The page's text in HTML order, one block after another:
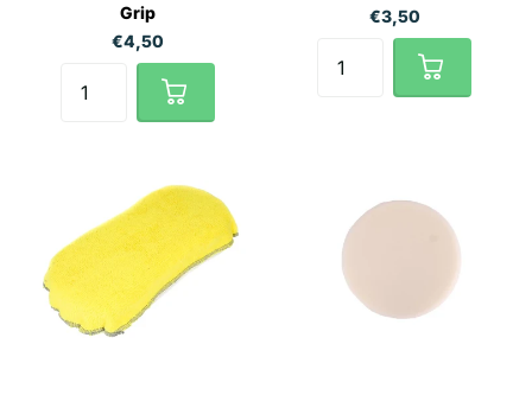
Grip
€4,50
€3,50